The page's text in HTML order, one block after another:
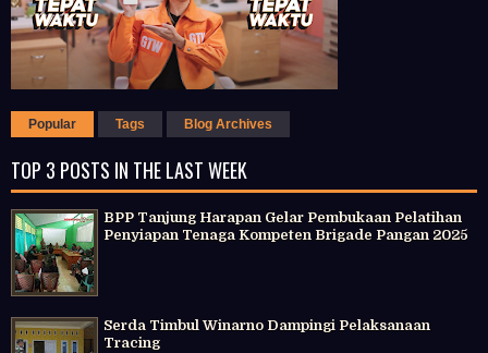
Popular Tags Blog Archives
TOP 3 POSTS IN THE LAST WEEK
BPP Tanjung Harapan Gelar Pembukaan Pelatihan
Penyiapan Tenaga Kompeten Brigade Pangan 2025
Serda Timbul Winarno Dampingi Pelaksanaan
Tracing